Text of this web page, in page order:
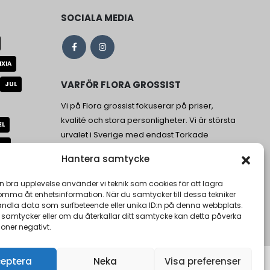
Hantera samtycke
bra upplevelse använder vi teknik som cookies för att lagra
åt enhetsinformation. När du samtycker till dessa tekniker
data som surfbeteende eller unika ID:n på denna webbplats.
eller om du återkallar ditt samtycke kan detta påverka
negativt.
Neka Visa preferenser
JUL
VAS
SOCIALA MEDIA
VARFÖR FLORA GROSSIST
Vi på Flora grossist fokuserar på priser,
kvalité och stora personligheter. Vi är största
urvalet i Sverige med endast Torkade